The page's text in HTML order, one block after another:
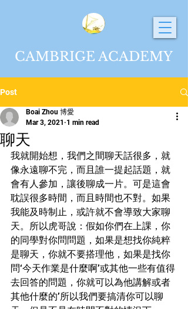
CAMBRIGE ACADEMY
Post
聊天
Boai Zhou 博愛
Mar 3, 2021 1 min read
我就開始想，我們之間聊天話很多，就
像永遠聊不完，而且誰一提起話題，就
會有人參加，讓後聊成一片。可是這會
耽誤很多時間，而且時間也不對。如果
我能及時制止，或許就不會導致大家聊
天。所以虎哥說：假如你們在上課，你
的同學對你問問題，如果是想找你純粹
是聊天，你就不要搭理他，如果是找你
問‘今天作業是什麼啊’或其他一些有值得
去回答的問題，你就可以為他講解或者
其他什麼的’所以我們要搞清你可以聊